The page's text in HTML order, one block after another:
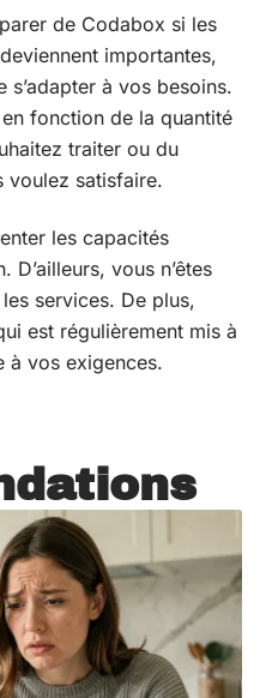
de Codabox si les
importantes,
s’adapter à vos besoins.
fonction de la quantité
traiter ou du
voulez satisfaire.
les capacités
vous n’êtes
services. De plus,
est régulièrement mis à
à vos exigences.